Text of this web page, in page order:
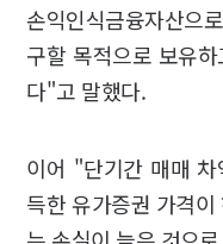
손익인식금융자산으
구할 목적으로 보유
다"고 말했다.
이어 "단기간 매매
득한 유가증권 가격